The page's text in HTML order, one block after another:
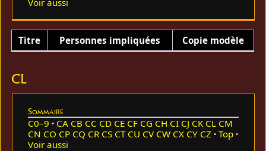
Voir aussi
Titre Personnes impliquées Copie modèle
CL
Sommaire
C0–9 CA CB CC CD CE CF CG CH CI CJ CK CL CM
CN CO CP CQ CR CS CT CU CV CW CX CY CZ
Top
Voir aussi